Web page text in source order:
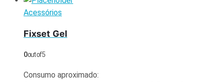
Acessórios
Fixset Gel
0out of 5
Consumo aproximado: